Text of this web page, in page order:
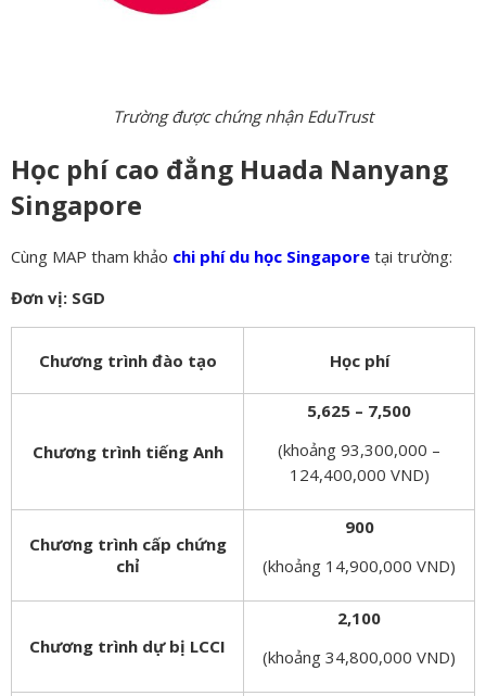
Trường được chứng nhận EduTrust
Học phí cao đẳng Huada Nanyang
Singapore
Cùng MAP tham khảo chi phí du học Singapore tại trường:
Đơn vị: SGD
Chương trình đào tạo Học phí
Chương trình tiếng Anh
5,625 – 7,500
(khoảng 93,300,000 –
124,400,000 VND)
Chương trình cấp chứng
chỉ
900
(khoảng 14,900,000 VND)
Chương trình dự bị LCCI
2,100
(khoảng 34,800,000 VND)